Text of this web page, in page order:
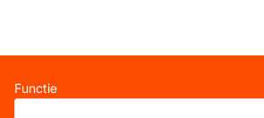
Functie